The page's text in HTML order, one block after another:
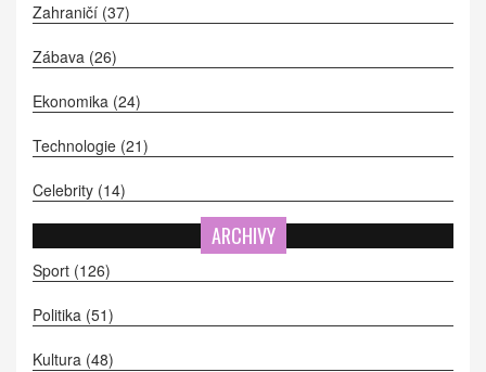
Zahraničí (37)
Zábava (26)
Ekonomika (24)
Technologie (21)
Celebrity (14)
ARCHIVY
Sport (126)
Politika (51)
Kultura (48)